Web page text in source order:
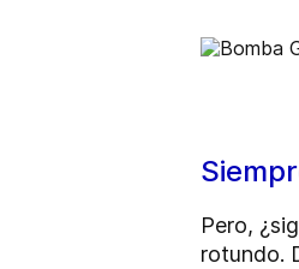
Pero,
rotundo.